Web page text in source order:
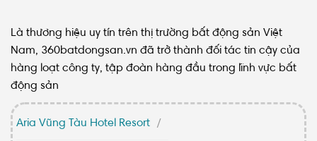
Là thương hiệu uy tín trên thị trường bất động sản Việt
Nam, 360batdongsan.vn đã trở thành đối tác tin cậy của
hàng loạt công ty, tập đoàn hàng đầu trong lĩnh vực bất
động sản
Aria Vũng Tàu Hotel Resort